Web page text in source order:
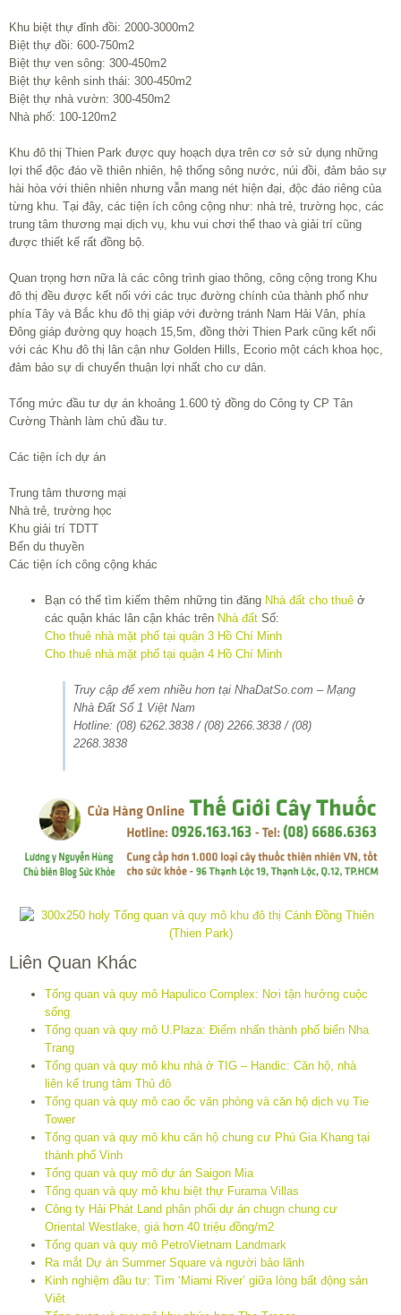
Khu biệt thự đỉnh đồi: 2000-3000m2
Biệt thự đồi: 600-750m2
Biệt thự ven sông: 300-450m2
Biệt thự kênh sinh thái: 300-450m2
Biệt thự nhà vườn: 300-450m2
Nhà phố: 100-120m2
Khu đô thị Thien Park được quy hoạch dựa trên cơ sở sử dụng những
lợi thế độc đáo về thiên nhiên, hệ thống sông nước, núi đồi, đảm bảo sự
hài hòa với thiên nhiên nhưng vẫn mang nét hiện đại, độc đáo riêng của
từng khu. Tại đây, các tiện ích công cộng như: nhà trẻ, trường học, các
trung tâm thương mại dịch vụ, khu vui chơi thể thao và giải trí cũng
được thiết kế rất đồng bộ.
Quan trọng hơn nữa là các công trình giao thông, công cộng trong Khu
đô thị đều được kết nối với các trục đường chính của thành phố như
phía Tây và Bắc khu đô thị giáp với đường tránh Nam Hải Vân, phía
Đông giáp đường quy hoạch 15,5m, đồng thời Thien Park cũng kết nối
với các Khu đô thị lân cận như Golden Hills, Ecorio một cách khoa học,
đảm bảo sự di chuyển thuận lợi nhất cho cư dân.
Tổng mức đầu tư dự án khoảng 1.600 tỷ đồng do Công ty CP Tân
Cường Thành làm chủ đầu tư.
Các tiện ích dự án
Trung tâm thương mại
Nhà trẻ, trường học
Khu giải trí TDTT
Bến du thuyền
Các tiện ích công cộng khác
Bạn có thể tìm kiếm thêm những tin đăng Nhà đất cho thuê ở
các quận khác lân cận khác trên Nhà đất Số:
Cho thuê nhà mặt phố tại quận 3 Hồ Chí Minh
Cho thuê nhà mặt phố tại quận 4 Hồ Chí Minh
Truy cập để xem nhiều hơn tại NhaDatSo.com – Mạng
Nhà Đất Số 1 Việt Nam
Hotline: (08) 6262.3838 / (08) 2266.3838 / (08)
2268.3838
Liên Quan Khác
Tổng quan và quy mô Hapulico Complex: Nơi tận hưởng cuộc
sống
Tổng quan và quy mô U.Plaza: Điểm nhấn thành phố biển Nha
Trang
Tổng quan và quy mô khu nhà ở TIG – Handic: Căn hộ, nhà
liên kế trung tâm Thủ đô
Tổng quan và quy mô cao ốc văn phòng và căn hộ dịch vụ Tie
Tower
Tổng quan và quy mô khu căn hộ chung cư Phú Gia Khang tại
thành phố Vinh
Tổng quan và quy mô dự án Saigon Mia
Tổng quan và quy mô khu biệt thự Furama Villas
Công ty Hải Phát Land phân phối dự án chugn chung cư
Oriental Westlake, giá hơn 40 triệu đồng/m2
Tổng quan và quy mô PetroVietnam Landmark
Ra mắt Dự án Summer Square và người bảo lãnh
Kinh nghiệm đầu tư: Tìm ‘Miami River’ giữa lòng bất động sản
Viêt